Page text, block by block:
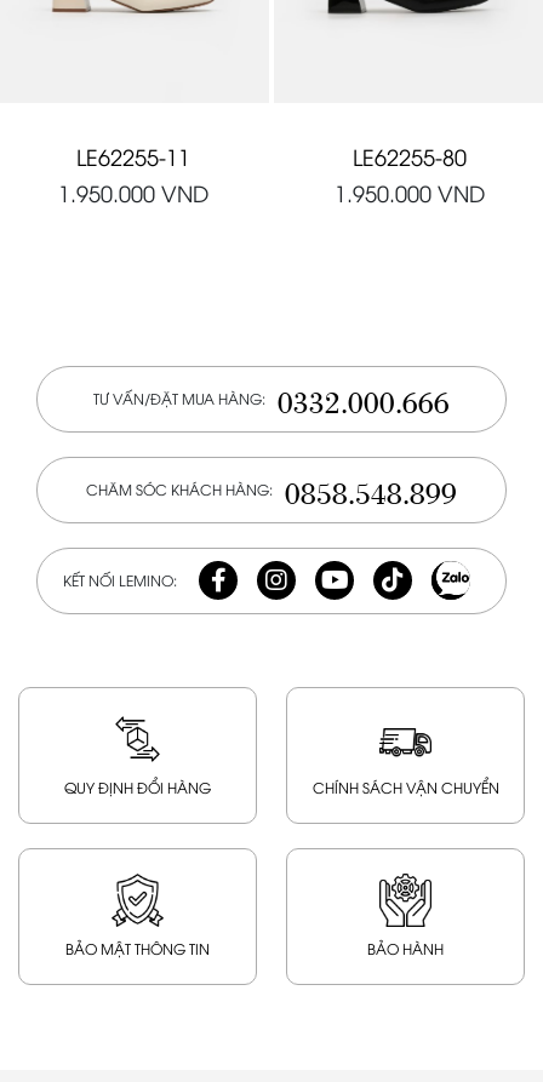
LE62255-11
1.950.000 VND
LE62255-80
1.950.000 VND
TƯ VẤN/ĐẶT MUA HÀNG: 0332.000.666
CHĂM SÓC KHÁCH HÀNG: 0858.548.899
KẾT NỐI LEMINO:
QUY ĐỊNH ĐỔI HÀNG CHÍNH SÁCH VẬN CHUYỂN
BẢO MẬT THÔNG TIN BẢO HÀNH